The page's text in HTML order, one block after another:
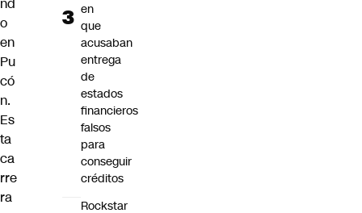
o
en
Pu
có
n.
Es
ta
ca
rre
ra
en
que
acusaban
entrega
de
estados
financieros
falsos
para
conseguir
créditos
Rockstar